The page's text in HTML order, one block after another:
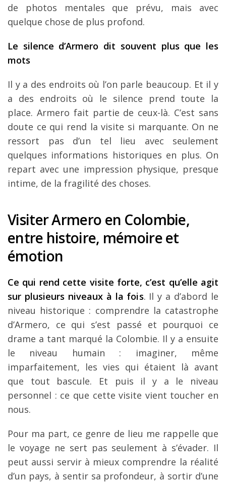
de photos mentales que prévu, mais avec
quelque chose de plus profond.
Le silence d’Armero dit souvent plus que les
mots
Il y a des endroits où l’on parle beaucoup. Et il y
a des endroits où le silence prend toute la
place. Armero fait partie de ceux-là. C’est sans
doute ce qui rend la visite si marquante. On ne
ressort pas d’un tel lieu avec seulement
quelques informations historiques en plus. On
repart avec une impression physique, presque
intime, de la fragilité des choses.
Visiter Armero en Colombie,
entre histoire, mémoire et
émotion
Ce qui rend cette visite forte, c’est qu’elle agit
sur plusieurs niveaux à la fois. Il y a d’abord le
niveau historique : comprendre la catastrophe
d’Armero, ce qui s’est passé et pourquoi ce
drame a tant marqué la Colombie. Il y a ensuite
le niveau humain : imaginer, même
imparfaitement, les vies qui étaient là avant
que tout bascule. Et puis il y a le niveau
personnel : ce que cette visite vient toucher en
nous.
Pour ma part, ce genre de lieu me rappelle que
le voyage ne sert pas seulement à s’évader. Il
peut aussi servir à mieux comprendre la réalité
d’un pays, à sentir sa profondeur, à sortir d’une